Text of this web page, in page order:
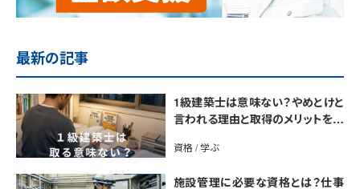
最新の記事
1級建築士は意味ない？やめとけと
言われる理由と取得のメリットを解
資格 / 学ぶ
施設管理に必要な資格とは？仕事